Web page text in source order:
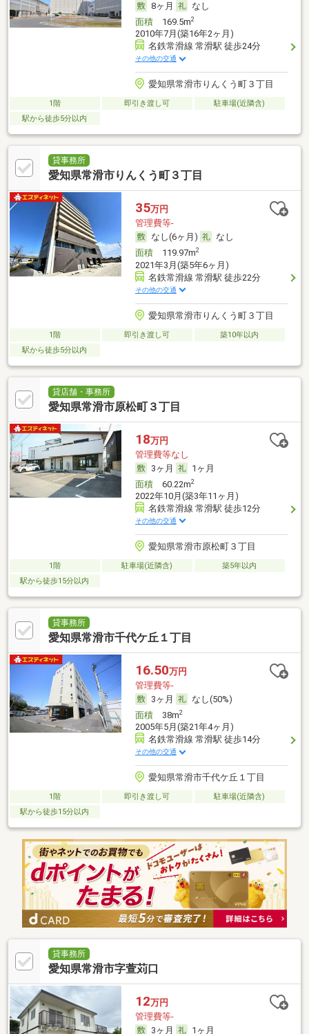
8ヶ月
なし
面積169.5m2
2010年7月(築16年2ヶ月)
名鉄常滑線 常滑駅 徒歩24分
その他の交通
愛知県常滑市りんくう町３丁目
1階 即引き渡し可
駐車場(近隣含)
駅から徒歩5分以内
貸事務所
愛知県常滑市りんくう町３丁目
35万円
管理費等-
なし(6ヶ月)
なし
面積119.97m2
2021年3月(築5年6ヶ月)
名鉄常滑線 常滑駅 徒歩22分
その他の交通
愛知県常滑市りんくう町３丁目
1階 即引き渡し可
築10年以内
駅から徒歩5分以内
貸店舗・事務所
愛知県常滑市原松町３丁目
18万円
管理費等なし
3ヶ月
1ヶ月
面積60.22m2
2022年10月(築3年11ヶ月)
名鉄常滑線 常滑駅 徒歩12分
その他の交通
愛知県常滑市原松町３丁目
1階 駐車場(近隣含)
築5年以内
駅から徒歩15分以内
貸事務所
愛知県常滑市千代ケ丘１丁目
16.50万円
管理費等-
3ヶ月
なし(50%)
面積38m2
2005年5月(築21年4ヶ月)
名鉄常滑線 常滑駅 徒歩14分
その他の交通
愛知県常滑市千代ケ丘１丁目
1階 即引き渡し可
駐車場(近隣含)
駅から徒歩15分以内
貸事務所
愛知県常滑市字萱苅口
12万円
管理費等-
3ヶ月
1ヶ月